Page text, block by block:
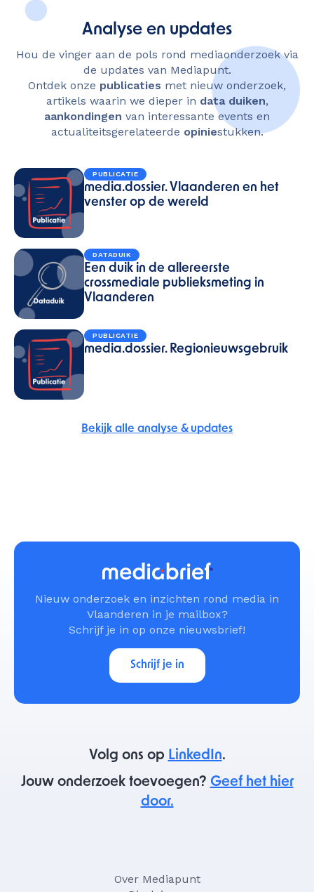
Analyse en updates
Hou de vinger aan de pols rond mediaonderzoek via
de updates van Mediapunt.
Ontdek onze publicaties met nieuw onderzoek,
artikels waarin we dieper in data duiken,
aankondingen van interessante events en
actualiteitsgerelateerde opiniestukken.
PUBLICATIE
media.dossier. Vlaanderen en het
venster op de wereld
DATADUIK
Een duik in de allereerste
crossmediale publieksmeting in
Vlaanderen
PUBLICATIE
media.dossier. Regionieuwsgebruik
Bekijk alle analyse & updates
Nieuw onderzoek en inzichten rond media in
Vlaanderen in je mailbox?
Schrijf je in op onze nieuwsbrief!
Schrijf je in
Volg ons op LinkedIn.
Jouw onderzoek toevoegen? Geef het hier
door.
Over Mediapunt